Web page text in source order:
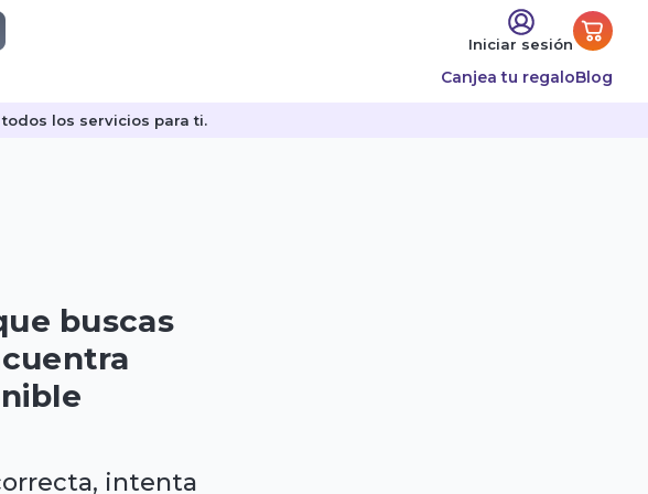
Iniciar sesión
Canjea tu regaloBlog
los servicios para ti.
buscas
intenta